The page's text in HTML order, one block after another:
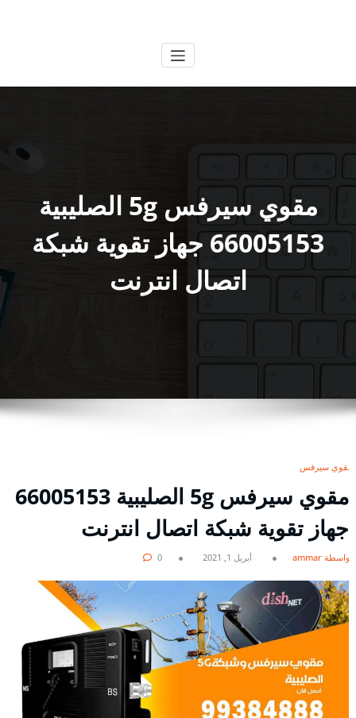
مقوي سيرفس 5g الصليبية
66005153 جهاز تقوية شبكة
اتصال انترنت
مقوي سيرفس
مقوي سيرفس 5g الصليبية 66005153
جهاز تقوية شبكة اتصال انترنت
بواسطة ammar أبريل 1, 2021 0